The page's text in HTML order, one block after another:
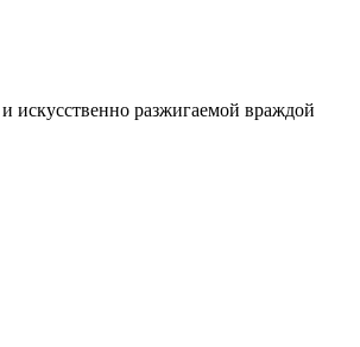
искусственно разжигаемой враждой